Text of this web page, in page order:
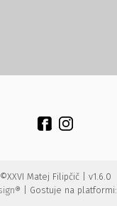
©XXVI Matej Filipčič | v1.6.0
| Gostuje na platformi: